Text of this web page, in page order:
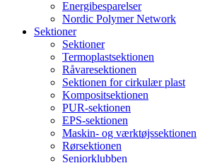
Energibesparelser
Nordic Polymer Network
Sektioner
Sektioner
Termoplastsektionen
Råvaresektionen
Sektionen for cirkulær plast
Kompositsektionen
PUR-sektionen
EPS-sektionen
Maskin- og værktøjssektionen
Rørsektionen
Seniorklubben